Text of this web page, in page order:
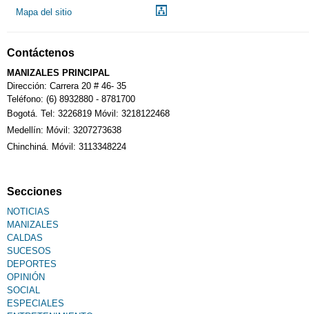
Mapa del sitio
Contáctenos
MANIZALES PRINCIPAL
Dirección: Carrera 20 # 46- 35
Teléfono: (6) 8932880 - 8781700
Bogotá. Tel: 3226819 Móvil: 3218122468
Medellín: Móvil: 3207273638
Chinchiná. Móvil: 3113348224
Secciones
NOTICIAS
MANIZALES
CALDAS
SUCESOS
DEPORTES
OPINIÓN
SOCIAL
ESPECIALES